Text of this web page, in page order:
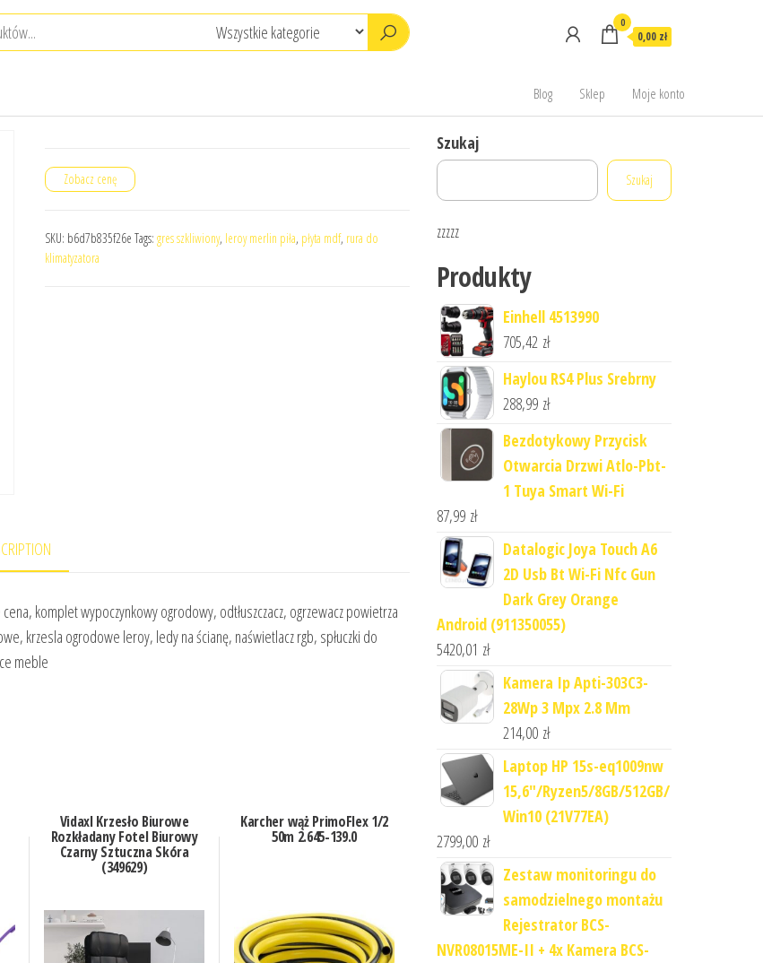
0
0,00 zł
Blog Sklep Moje konto
Zobacz cenę
SKU: b6d7b835f26e Tags: gres szkliwiony, leroy merlin piła, płyta mdf, rura do
klimatyzatora
komplet wypoczynkowy ogrodowy, odtłuszczacz, ogrzewacz powietrza
krzesla ogrodowe leroy, ledy na ścianę, naświetlacz rgb, spłuczki do
meble
Vidaxl Krzesło Biurowe
Rozkładany Fotel Biurowy
Czarny Sztuczna Skóra
(349629)
Karcher wąż PrimoFlex 1/2
50m 2.645-139.0
Szukaj
Szukaj
zzzzz
Produkty
Einhell 4513990
705,42 zł
Haylou RS4 Plus Srebrny
288,99 zł
Bezdotykowy Przycisk
Otwarcia Drzwi Atlo-Pbt-
1 Tuya Smart Wi-Fi
87,99 zł
Datalogic Joya Touch A6
2D Usb Bt Wi-Fi Nfc Gun
Dark Grey Orange
Android (911350055)
5420,01 zł
Kamera Ip Apti-303C3-
28Wp 3 Mpx 2.8 Mm
214,00 zł
Laptop HP 15s-eq1009nw
15,6"/Ryzen5/8GB/512GB/
Win10 (21V77EA)
2799,00 zł
Zestaw monitoringu do
samodzielnego montażu
Rejestrator BCS-
NVR08015ME-II + 4x Kamera BCS-